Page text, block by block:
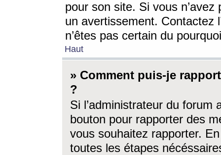
pour son site. Si vous
un avertissement. Contactez
n’êtes pas certain du
Haut
» Comment puis-je
?
Si l’administrateur du forum
bouton pour rapporter des
vous souhaitez rapporter.
toutes les étapes